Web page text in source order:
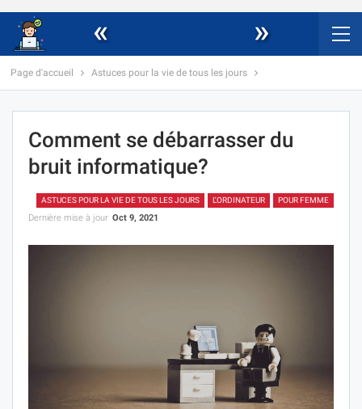
« »
Page d'accueil Astuces pour la vie de tous les jours
Comment se débarrasser du
bruit informatique?
ASTUCES POUR LA VIE DE TOUS LES JOURS L'ORDINATEUR POUR FEMME
Dernière mise à jour Oct 9, 2021